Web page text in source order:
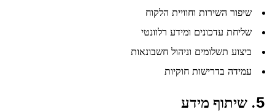
שיפור השירות וחוויית הלקוח
שליחת עדכונים ומידע רלוונטי
ביצוע תשלומים וניהול חשבונאות
עמידה בדרישות חוקיות
5. שיתוף מידע